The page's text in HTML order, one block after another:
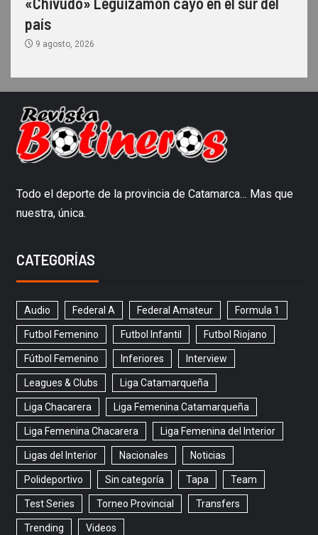
país
9 agosto, 2026
Todo el deporte de la provincia de Catamarca… Mas que
nuestra, única.
CATEGORÍAS
Audio Federal A Federal Amateur Formula 1
Futbol Femenino Futbol Infantil Futbol Riojano
Fútbol Femenino Inferiores Interview
Leagues & Clubs Liga Catamarqueña
Liga Chacarera Liga Femenina Catamarqueña
Liga Femenina Chacarera Liga Femenina del Interior
Ligas del Interior Nacionales Noticias
Polideportivo Sin categoría Tapa Team
Test Series Torneo Provincial Transfers
Trending Videos